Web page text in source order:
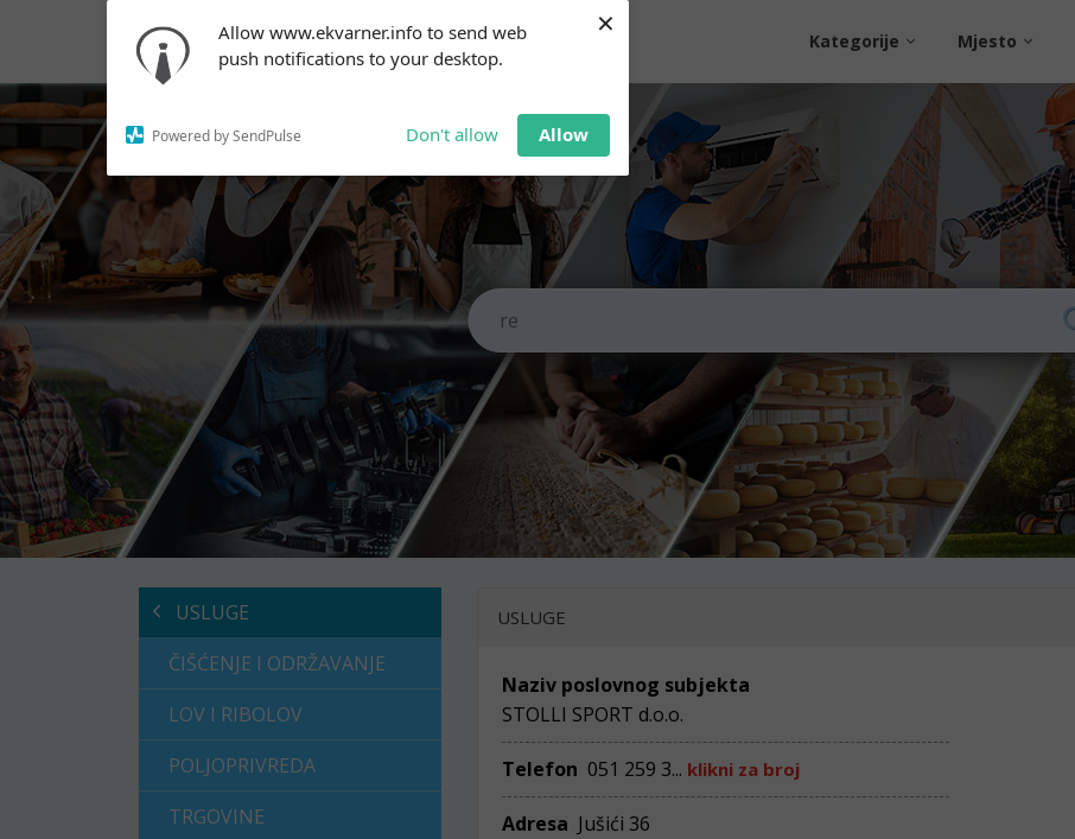
Allow www.ekvarner.info to send web
push notifications to your desktop.
Powered by SendPulse Don't allow Allow
×
notifications!
To enable permission prompts, click
on the notification icon
Kategorije Mjesto
USLUGE
ČIŠĆENJE I ODRŽAVANJE
LOV I RIBOLOV
POLJOPRIVREDA
TRGOVINE
USLUGE
Naziv poslovnog subjekta
STOLLI SPORT d.o.o.
Telefon 051 259 3... klikni za broj
Adresa Jušići 36